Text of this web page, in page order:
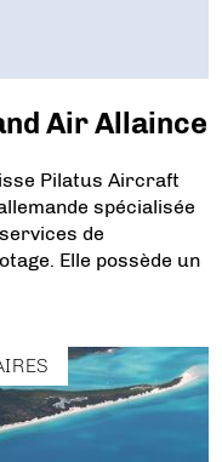
Air Allaince
Pilatus Aircraft
spécialisée
de
Elle possède un